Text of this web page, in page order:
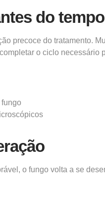
do tempo
precoce do tratamento.
o ciclo necessário
o fungo volta a se